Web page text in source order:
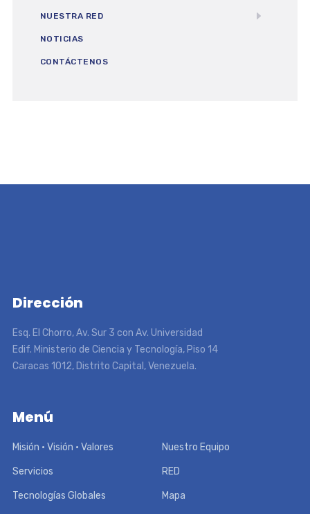
NUESTRA RED
NOTICIAS
CONTÁCTENOS
Dirección
Esq. El Chorro, Av. Sur 3 con Av. Universidad
Edif. Ministerio de Ciencia y Tecnología, Piso 14
Caracas 1012, Distrito Capital, Venezuela.
Menú
Misión • Visión • Valores Nuestro Equipo
Servicios RED
Tecnologías Globales Mapa